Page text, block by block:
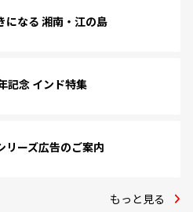
になる 湘南・江の島
記念 インド特集
リーズ広告のご案内
もっと見る